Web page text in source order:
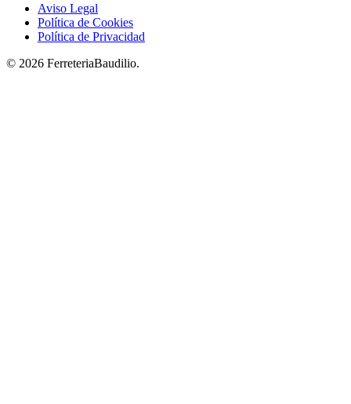
Aviso Legal
Política de Cookies
Política de Privacidad
© 2026 FerreteriaBaudilio.